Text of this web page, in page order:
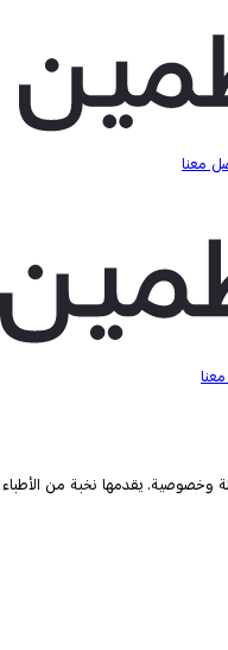
معنا
مدار الساعة 24/7 بكل سهولة وخصوصية. يقدمها نخبة من الأطباء